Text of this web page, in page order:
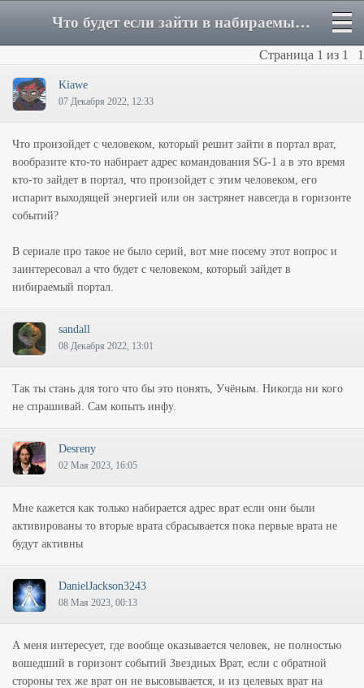
Что будет если зайти в набираемый портал? - Форум
Страница 1 из 1 1
Kiawe
07 Декабря 2022, 12:33
Что произойдет с человеком, который решит зайти в портал врат,
вообразите кто-то набирает адрес командования SG-1 а в это время
кто-то зайдет в портал, что произойдет с этим человеком, его
испарит выходящей энергией или он застрянет навсегда в горизонте
событий?
В сериале про такое не было серий, вот мне посему этот вопрос и
заинтересовал а что будет с человеком, который зайдет в
нибираемый портал.
sandall
08 Декабря 2022, 13:01
Так ты стань для того что бы это понять, Учёным. Никогда ни кого
не спрашивай. Сам копыть инфу.
Desreny
02 Мая 2023, 16:05
Мне кажется как только набирается адрес врат если они были
активированы то вторые врата сбрасывается пока первые врата не
будут активны
DanielJackson3243
08 Мая 2023, 00:13
А меня интересует, где вообще оказывается человек, не полностью
вошедший в горизонт событий Звездных Врат, если с обратной
стороны тех же врат он не высовывается, и из целевых врат на